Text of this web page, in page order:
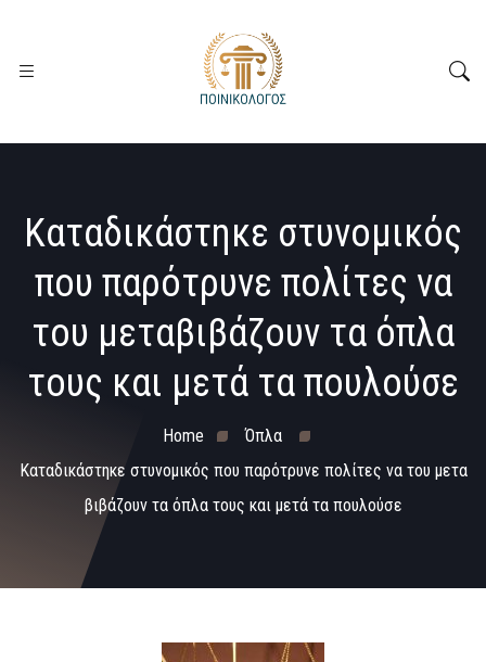
Καταδικάστηκε στυνομικός
που παρότρυνε πολίτες να
του μεταβιβάζουν τα όπλα
τους και μετά τα πουλούσε
Home
Όπλα
Καταδικάστηκε στυνομικός που παρότρυνε πολίτες να του μετα
βιβάζουν τα όπλα τους και μετά τα πουλούσε